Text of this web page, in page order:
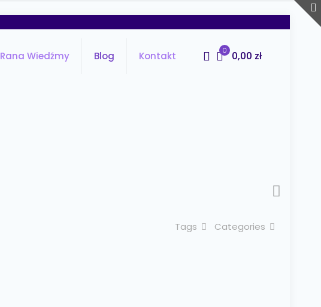
Rana Wiedźmy Blog Kontakt 0 0,00 zł
Categories
Tags